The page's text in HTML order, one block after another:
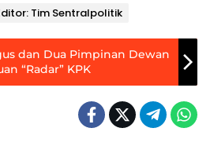
Tim Sentralpolitik
dan Dua Pimpinan Dewan
“Radar” KPK